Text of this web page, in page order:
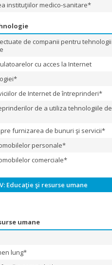
instituţiilor medico-sanitare*
de companii pentru tehnologii
cu acces la Internet
de Internet de întreprinderi*
de a utiliza tehnologiile de
furnizarea de bunuri şi servicii*
personale*
comerciale*
Educaţie şi resurse umane
umane
lung*